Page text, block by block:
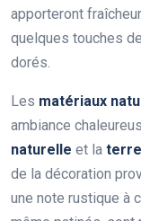
apporteront
quelques touches de
dorés.
Les matériaux
ambiance
naturelle et la
de la décoration
une note rustique à